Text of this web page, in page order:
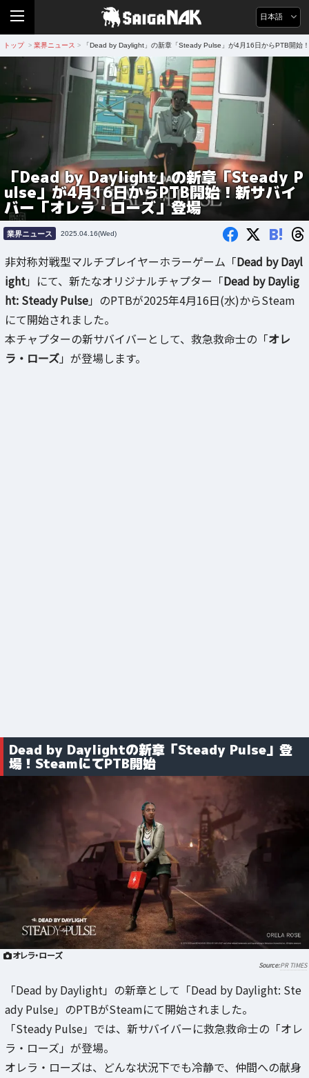
日本語
トップ > 業界ニュース > 「Dead by Daylight」の新章「Steady Pulse」が4月16日からPTB開始
「Dead by Daylight」の新章「Steady P
ulse」が4月16日からPTB開始！新サバイ
バー「オレラ・ローズ」登場
業界ニュース 2025.04.16(Wed) B!
非対称対戦型マルチプレイヤーホラーゲーム「Dead by Dayl
ight」にて、新たなオリジナルチャプター「Dead by Daylig
ht: Steady Pulse」のPTBが2025年4月16日(水)からSteam
にて開始されました。
本チャプターの新サバイバーとして、救急救命士の「オレ
ラ・ローズ」が登場します。
Dead by Daylightの新章「Steady Pulse」登
場！SteamにてPTB開始
オレラ・ローズ
PR TIMES
「Dead by Daylight」の新章として「Dead by Daylight: Ste
ady Pulse」のPTBがSteamにて開始されました。
「Steady Pulse」では、新サバイバーに救急救命士の「オレ
ラ・ローズ」が登場。
オレラ・ローズは、どんな状況下でも冷静で、仲間への献身